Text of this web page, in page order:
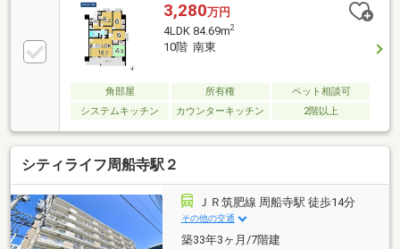
3,280万円
4LDK 84.69m2
10階 南東
角部屋 所有権
ペット相談可
システムキッチン
カウンターキッチン 2階以上
シティライフ周船寺駅２
ＪＲ筑肥線 周船寺駅 徒歩14分
その他の交通
築33年3ヶ月/7階建